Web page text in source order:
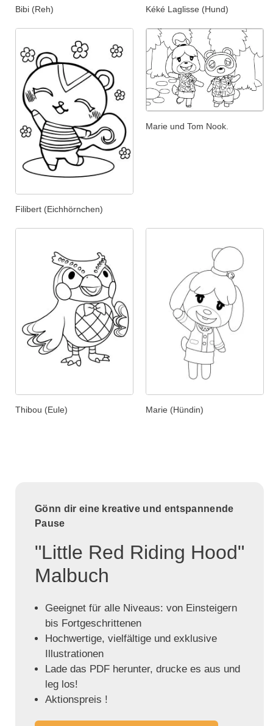
Bibi (Reh) Kéké Laglisse (Hund)
Filibert (Eichhörnchen)
Marie und Tom Nook.
Thibou (Eule) Marie (Hündin)
Gönn dir eine kreative und entspannende
Pause
"Little Red Riding Hood"
Malbuch
Geeignet für alle Niveaus: von Einsteigern
bis Fortgeschrittenen
Hochwertige, vielfältige und exklusive
Illustrationen
Lade das PDF herunter, drucke es aus und
leg los!
Aktionspreis !